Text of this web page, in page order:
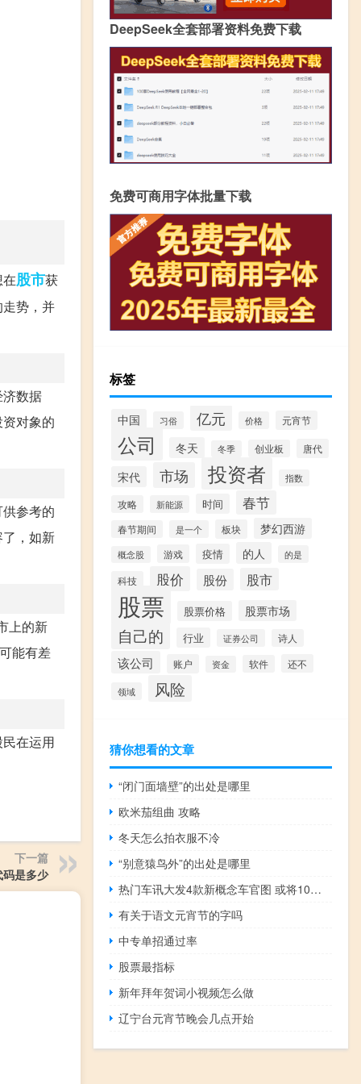
股市获
势，并
数据
对象的
参考的
，如新
上的新
能有差
在运用
下一篇
是多少
DeepSeek全套部署资料免费下载
免费可商用字体批量下载
标签
中国 习俗 亿元 价格 元宵节
公司 冬天 冬季 创业板 唐代
宋代 市场 投资者 指数
攻略 新能源 时间 春节
春节期间 是一个 板块 梦幻西游
概念股 游戏 疫情 的人 的是
科技 股价 股份 股市
股票 股票价格 股票市场
自己的 行业 证券公司 诗人
该公司 账户 资金 软件 还不
领域 风险
猜你想看的文章
“闭门面墙壁”的出处是哪里
欧米茄组曲 攻略
冬天怎么拍衣服不冷
“别意猿鸟外”的出处是哪里
热门车讯大发4款新概念车官图 或将10月25日发布
有关于语文元宵节的字吗
中专单招通过率
股票最指标
新年拜年贺词小视频怎么做
辽宁台元宵节晚会几点开始